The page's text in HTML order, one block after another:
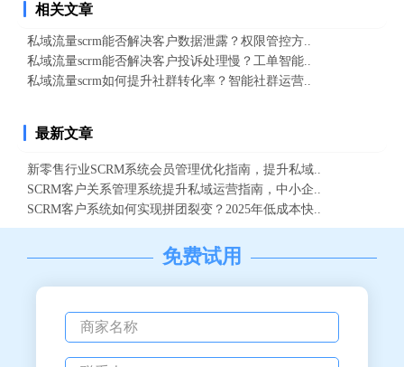
相关文章
私域流量scrm能否解决客户数据泄露？权限管控方..
私域流量scrm能否解决客户投诉处理慢？工单智能..
私域流量scrm如何提升社群转化率？智能社群运营..
最新文章
新零售行业SCRM系统会员管理优化指南，提升私域..
SCRM客户关系管理系统提升私域运营指南，中小企..
SCRM客户系统如何实现拼团裂变？2025年低成本快..
免费试用